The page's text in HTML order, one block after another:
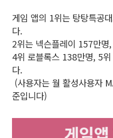
게임 앱의 1위는 탕탕특공
다.
2위는 넥슨플레이 157만
4위 로블록스 138만명, 5
다.
(사용자는 월 활성사용자
준입니다)